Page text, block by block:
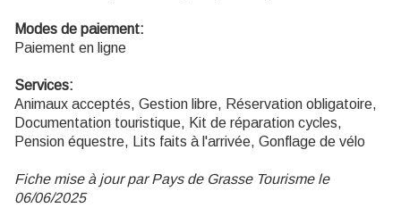
Modes de paiement:
Paiement en ligne
Services:
Animaux acceptés, Gestion libre, Réservation obligatoire,
Documentation touristique, Kit de réparation cycles,
Pension équestre, Lits faits à l'arrivée, Gonflage de vélo
Fiche mise à jour par Pays de Grasse Tourisme le
06/06/2025